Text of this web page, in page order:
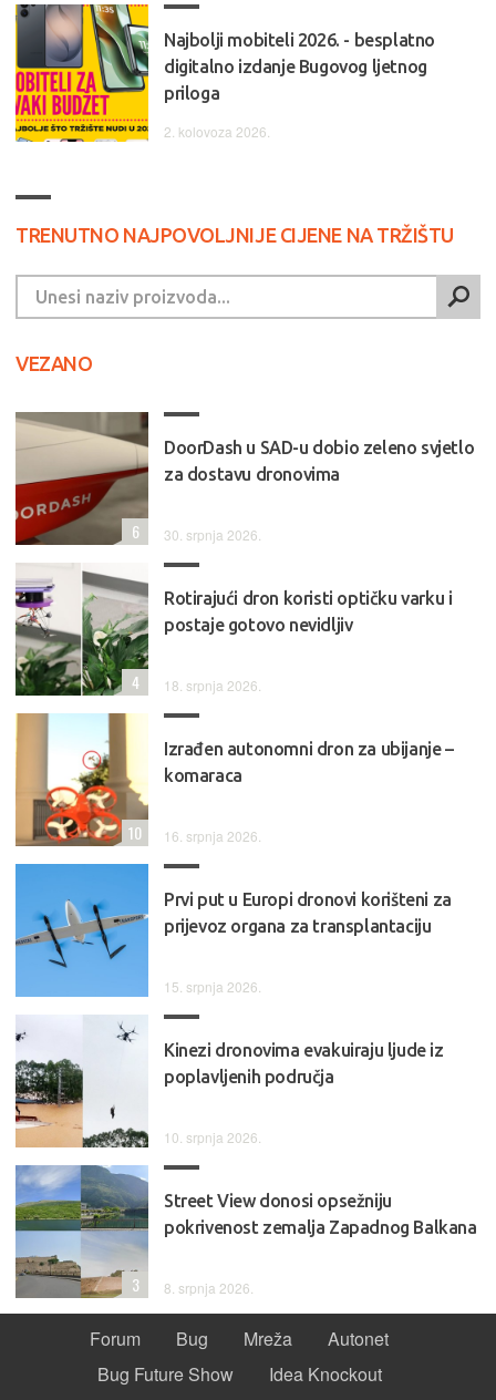
Najbolji mobiteli 2026. - besplatno
digitalno izdanje Bugovog ljetnog
priloga
2. kolovoza 2026.
TRENUTNO NAJPOVOLJNIJE CIJENE NA TRŽIŠTU
VEZANO
DoorDash u SAD-u dobio zeleno svjetlo
za dostavu dronovima
30. srpnja 2026.
6
Rotirajući dron koristi optičku varku i
postaje gotovo nevidljiv
18. srpnja 2026.
4
Izrađen autonomni dron za ubijanje –
komaraca
16. srpnja 2026.
10
Prvi put u Europi dronovi korišteni za
prijevoz organa za transplantaciju
15. srpnja 2026.
Kinezi dronovima evakuiraju ljude iz
poplavljenih područja
10. srpnja 2026.
Street View donosi opsežniju
pokrivenost zemalja Zapadnog Balkana
8. srpnja 2026.
3
Forum Bug Mreža
Autonet
Bug Future Show
Idea Knockout